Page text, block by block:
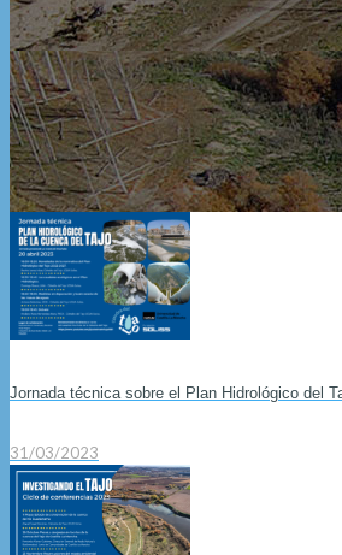
Jornada técnica sobre el Plan Hidrológico del
31/03/2023